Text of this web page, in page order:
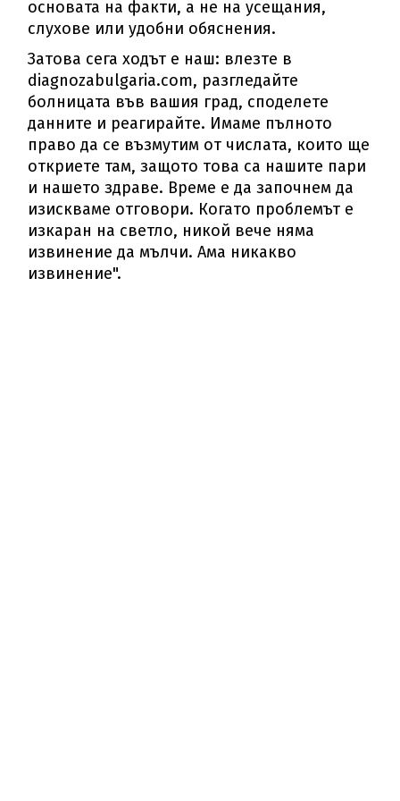
основата на факти, а не на усещания,
слухове или удобни обяснения.
Затова сега ходът е наш: влезте в
diagnozabulgaria.com, разгледайте
болницата във вашия град, споделете
данните и реагирайте. Имаме пълното
право да се възмутим от числата, които ще
откриете там, защото това са нашите пари
и нашето здраве. Време е да започнем да
изискваме отговори. Когато проблемът е
изкаран на светло, никой вече няма
извинение да мълчи. Ама никакво
извинение".